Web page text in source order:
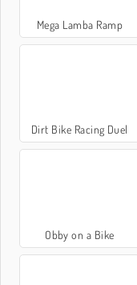
Mega Lamba Ramp
Dirt Bike Racing Duel
Obby on a Bike